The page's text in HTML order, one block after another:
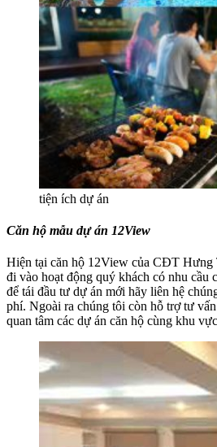
tiện ích dự án
Căn hộ mẫu dự án 12View
Hiện tại căn hộ 12View của CĐT Hưng
đi vào hoạt động quý khách có nhu cầu
để tái đầu tư dự án mới hãy liên hệ
phí. Ngoài ra chúng tôi còn hỗ trợ tư
quan tâm các dự án căn hộ cùng khu vực